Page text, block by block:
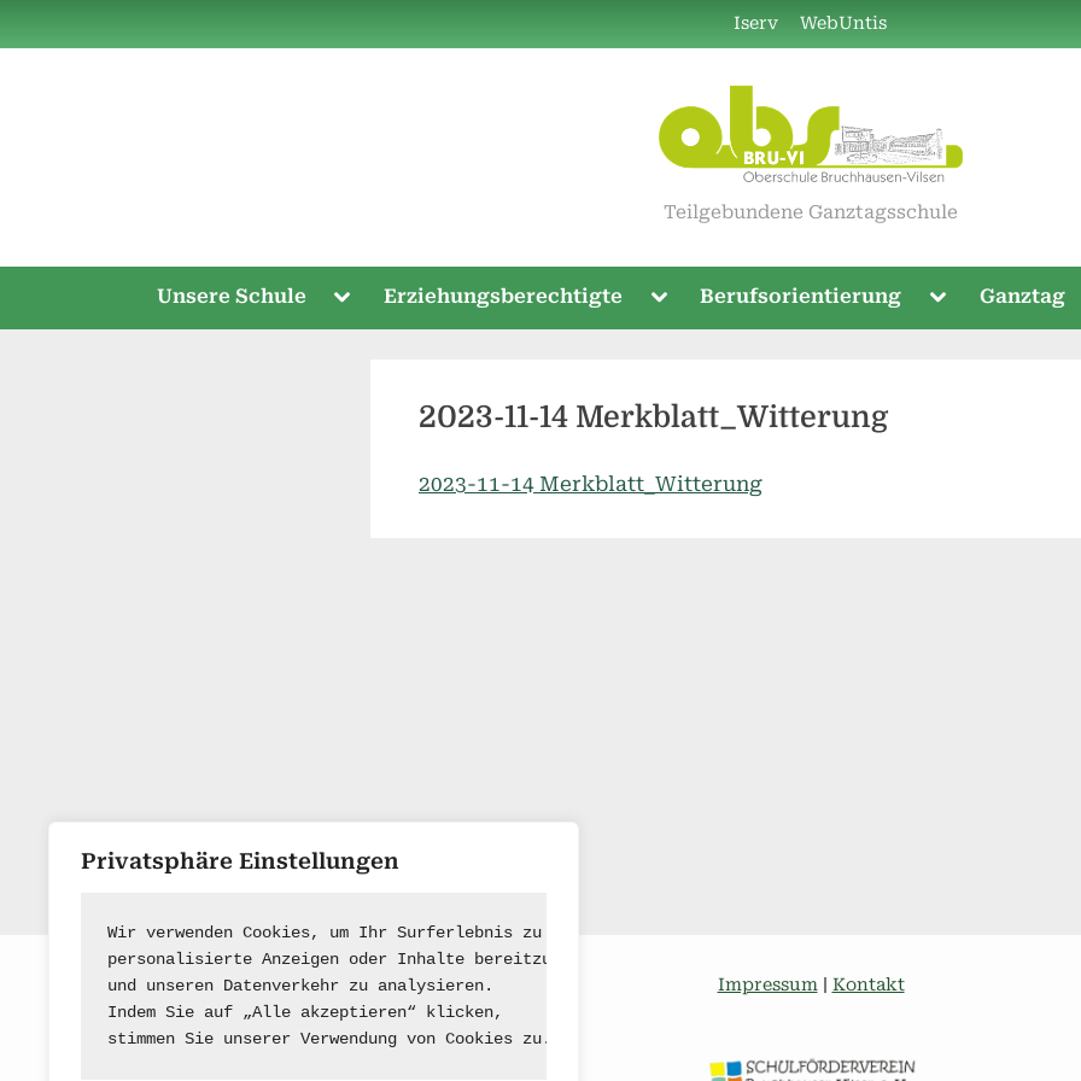
Privatsphäre Einstellungen
Wir verwenden Cookies, um Ihr Surferlebnis zu verbessern,
personalisierte Anzeigen oder Inhalte bereitzustellen
und unseren Datenverkehr zu analysieren.
Indem Sie auf „Alle akzeptieren“ klicken,
stimmen Sie unserer Verwendung von Cookies zu.
to
Iserv WebUntis
Teilgebundene Ganztagsschule
Unsere Schule
Toggle
menu
Erziehungsberechtigte
Toggle
menu
Berufsorientierung
Toggle
menu
Ganztag
2023-11-14 Merkblatt_Witterung
2023-11-14 Merkblatt_Witterung
Impressum| Kontakt